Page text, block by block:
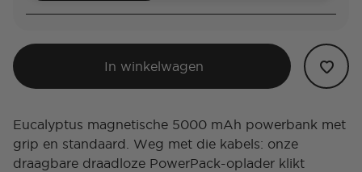
In winkelwagen
Eucalyptus magnetische 5000 mAh powerbank met
grip en standaard. Weg met die kabels: onze
draagbare draadloze PowerPack-oplader klikt